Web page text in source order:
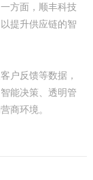
方面，顺丰科技
提升供应链的智
户反馈等数据，
能决策、透明管
商环境。